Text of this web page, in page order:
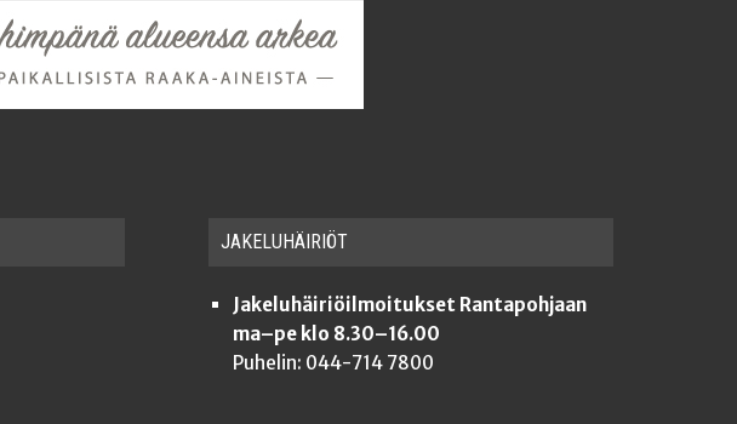
JAKE­LU­HÄI­RIÖT
Jakeluhäiriöilmoitukset Rantapohjaan
ma–pe klo 8.30–16.00
Puhelin: 044-714 7800